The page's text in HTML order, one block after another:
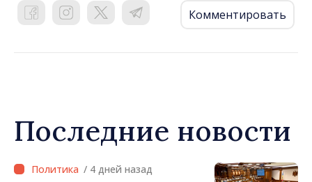
Комментировать
Последние новости
/ 4 дней назад